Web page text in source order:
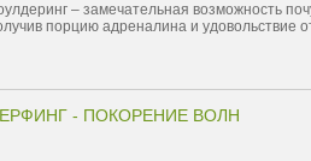
– замечательная возможность
порцию адреналина и удовольствие
- ПОКОРЕНИЕ ВОЛН